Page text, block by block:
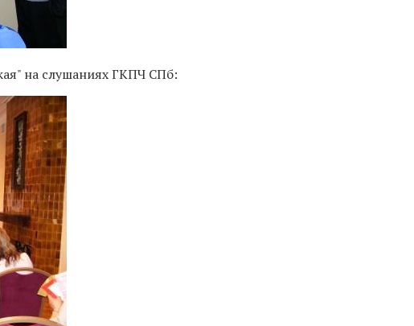
на слушаниях ГКПЧ СПб: